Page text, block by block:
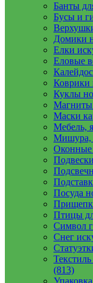
Банты
Бусы и
Домики
Елки
Еловые
Коврики
Куклы
Магниты
Маски
Мебель,
Мишура,
Оконные
Посуда
Птицы
Символ
Снег
(813)